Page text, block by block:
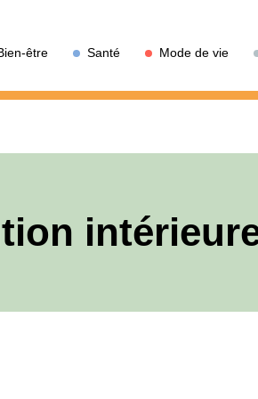
être Santé Mode de vie